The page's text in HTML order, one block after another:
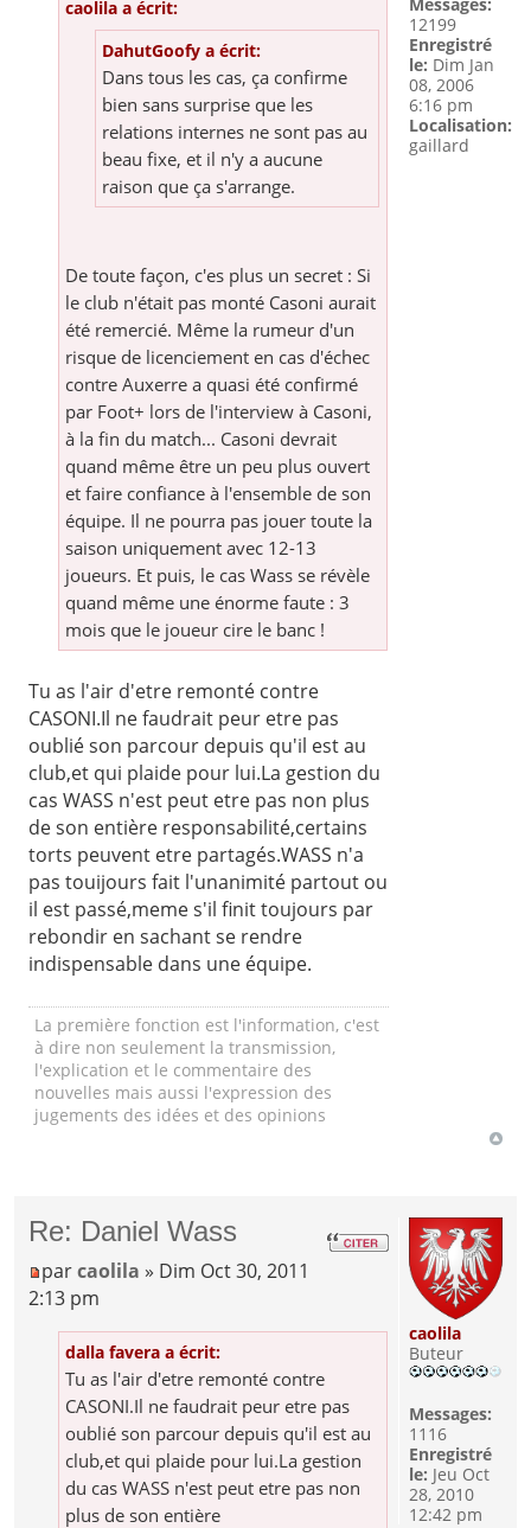
caolila a écrit:
DahutGoofy a écrit:
Dans tous les cas, ça confirme
bien sans surprise que les
relations internes ne sont pas au
beau fixe, et il n'y a aucune
raison que ça s'arrange.
De toute façon, c'es plus un secret : Si
le club n'était pas monté Casoni aurait
été remercié. Même la rumeur d'un
risque de licenciement en cas d'échec
contre Auxerre a quasi été confirmé
par Foot+ lors de l'interview à Casoni,
à la fin du match... Casoni devrait
quand même être un peu plus ouvert
et faire confiance à l'ensemble de son
équipe. Il ne pourra pas jouer toute la
saison uniquement avec 12-13
joueurs. Et puis, le cas Wass se révèle
quand même une énorme faute : 3
mois que le joueur cire le banc !
Tu as l'air d'etre remonté contre
CASONI.Il ne faudrait peur etre pas
oublié son parcour depuis qu'il est au
club,et qui plaide pour lui.La gestion du
cas WASS n'est peut etre pas non plus
de son entière responsabilité,certains
torts peuvent etre partagés.WASS n'a
pas touijours fait l'unanimité partout ou
il est passé,meme s'il finit toujours par
rebondir en sachant se rendre
indispensable dans une équipe.
La première fonction est l'information, c'est
à dire non seulement la transmission,
l'explication et le commentaire des
nouvelles mais aussi l'expression des
jugements des idées et des opinions
12199
Enregistré
le: Dim Jan
08, 2006
6:16 pm
Localisation:
gaillard
Re: Daniel Wass
parcaolila » Dim Oct 30, 2011
2:13 pm
dalla favera a écrit:
Tu as l'air d'etre remonté contre
CASONI.Il ne faudrait peur etre pas
oublié son parcour depuis qu'il est au
club,et qui plaide pour lui.La gestion
du cas WASS n'est peut etre pas non
plus de son entière
caolila
Buteur
Messages:
1116
Enregistré
le: Jeu Oct
28, 2010
12:42 pm